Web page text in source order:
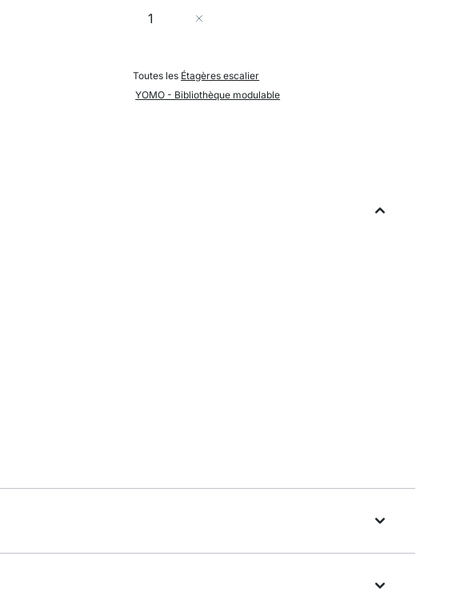
Quantité
Toutes les Étagères escalier
YOMO - Bibliothèque modulable